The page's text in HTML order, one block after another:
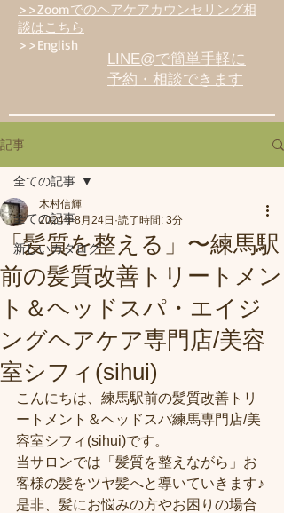
>>Zoomでのヘアケアカウンセリング相
談はこちら
>>English
LINE@で簡単手軽に
予約・相談できます
記事
全ての記事
新しいカタログ
全ての記事
「髪質を整える」〜練馬駅
前の髪質改善トリートメン
ト＆ヘッドスパ・エイジ
ングヘアケア専門店/美容
室シフィ(sihui)
木村信輝
2024年8月24日 読了時間: 3分
こんにちは、練馬駅前の髪質改善トリ
ートメント＆ヘッドスパ練馬専門店/美
容室シフィ(sihui)です。
当サロンでは「髪質を整えながら」お
客様の髪をツヤ髪へと導いていきます♪
是非、髪にお悩みの方やお困りの場合